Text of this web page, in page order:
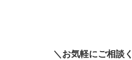
お気軽にご相談 く